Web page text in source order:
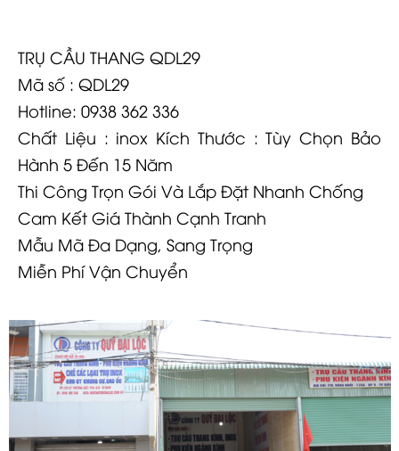
TRỤ CẦU THANG QDL29
Mã số : QDL29
Hotline: 0938 362 336
Chất Liệu : inox Kích Thước : Tùy Chọn Bảo
Hành 5 Đến 15 Năm
Thi Công Trọn Gói Và Lắp Đặt Nhanh Chống
Cam Kết Giá Thành Cạnh Tranh
Mẫu Mã Đa Dạng, Sang Trọng
Miễn Phí Vận Chuyển